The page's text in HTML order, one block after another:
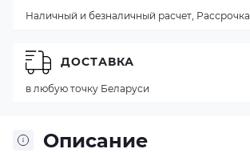
Описание
Наличный и безналичный расчет,
ДОСТАВКА
в любую точку Беларуси